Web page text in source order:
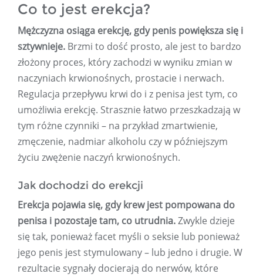
Co to jest erekcja?
Mężczyzna osiąga erekcję, gdy penis powiększa się i
sztywnieje. Brzmi to dość prosto, ale jest to bardzo
złożony proces, który zachodzi w wyniku zmian w
naczyniach krwionośnych, prostacie i nerwach.
Regulacja przepływu krwi do i z penisa jest tym, co
umożliwia erekcję. Strasznie łatwo przeszkadzają w
tym różne czynniki – na przykład zmartwienie,
zmęczenie, nadmiar alkoholu czy w późniejszym
życiu zwężenie naczyń krwionośnych.
Jak dochodzi do erekcji
Erekcja pojawia się, gdy krew jest pompowana do
penisa i pozostaje tam, co utrudnia.Zwykle dzieje
się tak, ponieważ facet myśli o seksie lub ponieważ
jego penis jest stymulowany – lub jedno i drugie. W
rezultacie sygnały docierają do nerwów, które